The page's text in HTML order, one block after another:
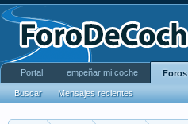
Portal empeñar mi coche Foros
Buscar Mensajes recientes